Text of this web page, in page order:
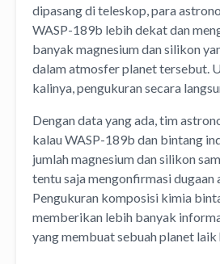
dipasang di teleskop, para
WASP-189b lebih dekat dan
banyak magnesium dan silikon
dalam atmosfer planet tersebut.
kalinya, pengukuran secara
Dengan data yang ada, tim
kalau WASP-189b dan bintang
jumlah magnesium dan silikon
tentu saja mengonfirmasi dugaan
Pengukuran komposisi kimia
memberikan lebih banyak
yang membuat sebuah planet laik